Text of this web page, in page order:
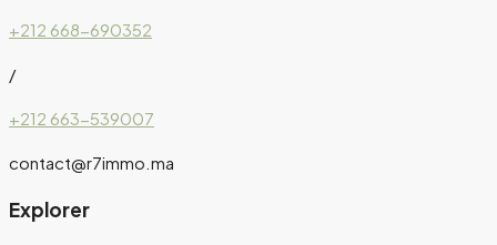
+212 668-690352
/
+212 663-539007
contact@r7immo.ma
Explorer